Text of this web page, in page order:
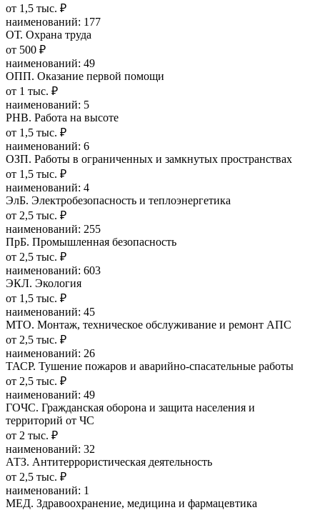
от 1,5 тыс. ₽
наименований: 177
ОТ. Охрана труда
от 500 ₽
наименований: 49
ОПП. Оказание первой помощи
от 1 тыс. ₽
наименований: 5
РНВ. Работа на высоте
от 1,5 тыс. ₽
наименований: 6
ОЗП. Работы в ограниченных и замкнутых пространствах
от 1,5 тыс. ₽
наименований: 4
ЭлБ. Электробезопасность и теплоэнергетика
от 2,5 тыс. ₽
наименований: 255
ПрБ. Промышленная безопасность
от 2,5 тыс. ₽
наименований: 603
ЭКЛ. Экология
от 1,5 тыс. ₽
наименований: 45
МТО. Монтаж, техническое обслуживание и ремонт АПС
от 2,5 тыс. ₽
наименований: 26
ТАСР. Тушение пожаров и аварийно-спасательные работы
от 2,5 тыс. ₽
наименований: 49
ГОЧС. Гражданская оборона и защита населения и
территорий от ЧС
от 2 тыс. ₽
наименований: 32
АТЗ. Антитеррористическая деятельность
от 2,5 тыс. ₽
наименований: 1
МЕД. Здравоохранение, медицина и фармацевтика